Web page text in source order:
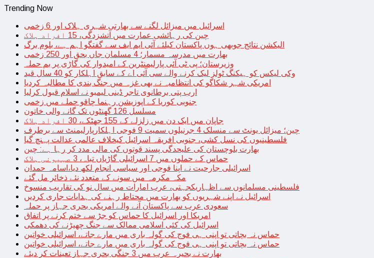
Trending Now
اسرائیل میں میزائل لگنے سے بھارتی شہری ہلاک اور 6 زخمی
چین کی رہائشی عمارت میں آتشزدگی، 15 افراد ہلاک
الیکشن نتائج جوبھی ہوں پاکستان کیلئے آئی ایم ایف سے گفتگو اہم ہے، بلوم برگ
بھارت میں مدرسہ مسمار؛ 4 مسلمان جاں بحق اور 250 زخمی
وزیرستان؛ پی ٹی آئی پارلیمنٹرین کے امیدوار کی گاڑی پر بم حملہ
وکی لیکس کو ہیکنگ ٹولز لیک کرنے والے سی آئی اے کے سابق اہلکار کو 40 سال قید
امریکی شہر شکاگو کی انتظامیہ نے بھی غزہ میں جنگ بندی کا مطالبہ کردیا
ارب پتی برطانوی تاجر ڈینی لیمبو نے اسلام قبول کرلیا
جنوبی کوریا کے اپوزیشن رہنما چاقو حملے میں زخمی
مسلسل 126 گھنٹوں تک گانے والی خاتون
جاپان میں ایک دن میں زلزلے کے 155 جھٹکے، 30 افراد ہلاک
چین؛ میزائل یونٹ سے منسلک 4 جرنیلوں سمیت 9 فوجی اہلکارپارلیمنٹ سے برطرف
فلسطینیوں کی نسل کشی، جنوبی افریقہ اسرائیل کیخلاف عالمی عدالت پہنچ گیا
بھارت بلوچستان کی علیحدگی پسند قوتوں کی مالی مدد کر رہا ہے: چین
حماس کے حملوں میں 7 اسرائیلی گاڑیاں تباہ، 3 صہیونی ہلاک
اسرائیلی جارحیت نے اپنا فوجی اور سیاسی انجام لکھ دیا،اسامہ حمدان
مکہ مکرمہ میں سونے کے متعدد نئے ذخائر مل گئے
فلسطینی مسلمانوں سے اظہاریکجہتی، عرب امارات میں سال نو کی تقاریب منسوخ
اسرائیل نے اپنے شہریوں کو بھارت میں محتاط رہنے کی ہدایات جاری کردیں
سعودی عرب سے پاکستان آنے والے امریکی بحری جہاز پر حملہ
امریکا اور اسرائیل کا حماس کو جڑ سے ختم کرنے پر اتفاق
اسرائیل کی کئی اسلامی ممالک سے جنگ چھیڑنے کی دھمکی
حماس نہ بچاتی تو اپنی ہی فوج کی گولہ باری میں مارے جاتے، اسرائیلی خواتین
حماس نہ بچاتی تو اپنی ہی فوج کی گولہ باری میں مارے جاتے، اسرائیلی خواتین
بھارت نے بحیرہ عرب میں 3 جنگی بحری جہاز تعینات کر دیئے